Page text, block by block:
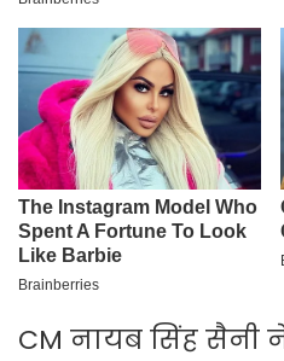
CM नायब सिंह सैनी